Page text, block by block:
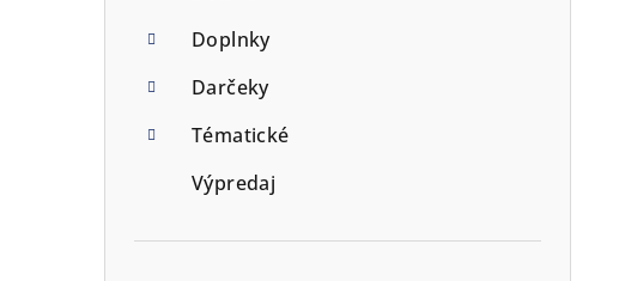
Doplnky
Darčeky
Tématické
Výpredaj